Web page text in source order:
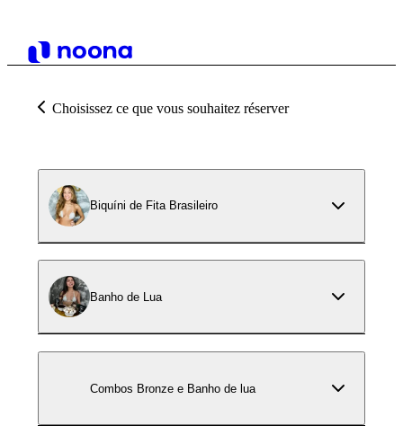
Choisissez ce que vous souhaitez réserver
Biquíni de Fita Brasileiro
Banho de Lua
Combos Bronze e Banho de lua